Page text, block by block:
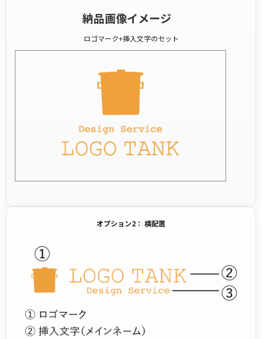
納品画像イメージ
ロゴマーク+挿入文字のセット
オプション2： 横配置